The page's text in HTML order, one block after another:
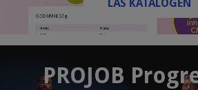
LÄS KATALOGEN
PROJOB